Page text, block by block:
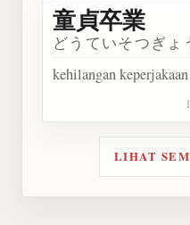
童貞卒業
どうていそつぎょ
kehilangan keperjakaan
LIHAT